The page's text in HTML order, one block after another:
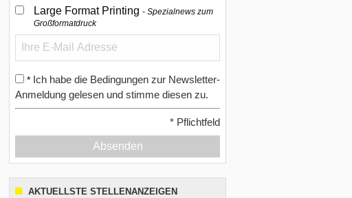
Large Format Printing Spezialnews zum
Großformatdruck
* Ich habe die Bedingungen zur Newsletter-
Anmeldung gelesen und stimme diesen zu.
* Pflichtfeld
Absenden
AKTUELLSTE STELLENANZEIGEN